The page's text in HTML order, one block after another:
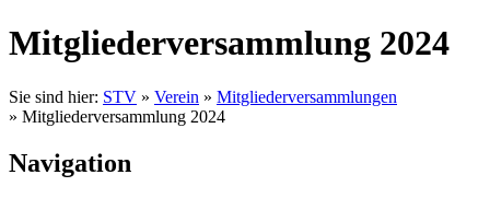
Mitgliederversammlung 2024
Sie sind hier: STV » Verein » Mitgliederversammlungen
» Mitgliederversammlung 2024
Navigation